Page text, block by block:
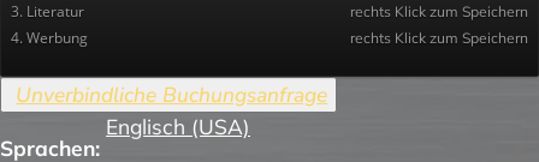
3. Literatur rechts Klick zum Speichern
4. Werbung rechts Klick zum Speichern
Sprachen:
Englisch (USA)